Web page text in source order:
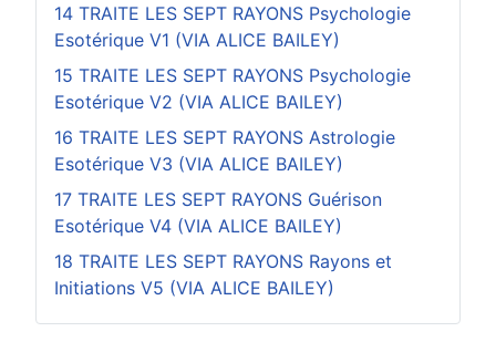
14 TRAITE LES SEPT RAYONS Psychologie
Esotérique V1 (VIA ALICE BAILEY)
15 TRAITE LES SEPT RAYONS Psychologie
Esotérique V2 (VIA ALICE BAILEY)
16 TRAITE LES SEPT RAYONS Astrologie
Esotérique V3 (VIA ALICE BAILEY)
17 TRAITE LES SEPT RAYONS Guérison
Esotérique V4 (VIA ALICE BAILEY)
18 TRAITE LES SEPT RAYONS Rayons et
Initiations V5 (VIA ALICE BAILEY)